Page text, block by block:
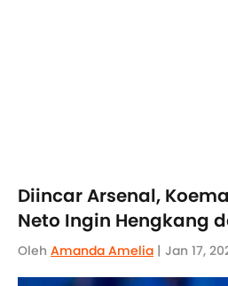
Diincar Arsenal,
Neto Ingin Hengkang
Oleh Amanda Amelia | Jan 17,